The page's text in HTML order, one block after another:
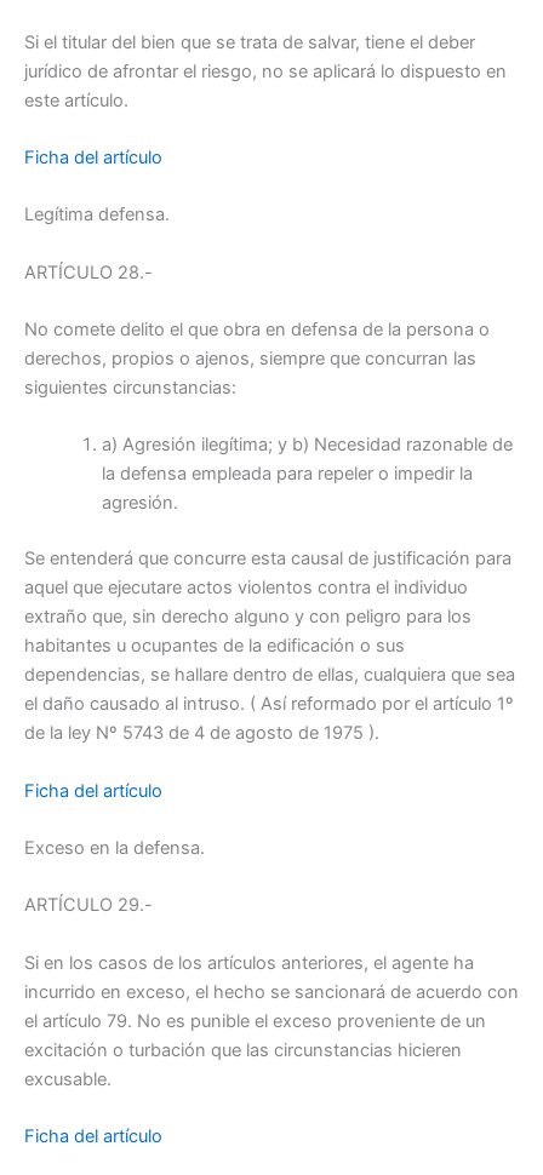
Si el titular del bien que se trata de salvar, tiene el deber
jurídico de afrontar el riesgo, no se aplicará lo dispuesto en
este artículo.
Ficha del artículo
Legítima defensa.
ARTÍCULO 28.-
No comete delito el que obra en defensa de la persona o
derechos, propios o ajenos, siempre que concurran las
siguientes circunstancias:
a) Agresión ilegítima; y b) Necesidad razonable de
la defensa empleada para repeler o impedir la
agresión.
Se entenderá que concurre esta causal de justificación para
aquel que ejecutare actos violentos contra el individuo
extraño que, sin derecho alguno y con peligro para los
habitantes u ocupantes de la edificación o sus
dependencias, se hallare dentro de ellas, cualquiera que sea
el daño causado al intruso. ( Así reformado por el artículo 1º
de la ley Nº 5743 de 4 de agosto de 1975 ).
Ficha del artículo
Exceso en la defensa.
ARTÍCULO 29.-
Si en los casos de los artículos anteriores, el agente ha
incurrido en exceso, el hecho se sancionará de acuerdo con
el artículo 79. No es punible el exceso proveniente de un
excitación o turbación que las circunstancias hicieren
excusable.
Ficha del artículo